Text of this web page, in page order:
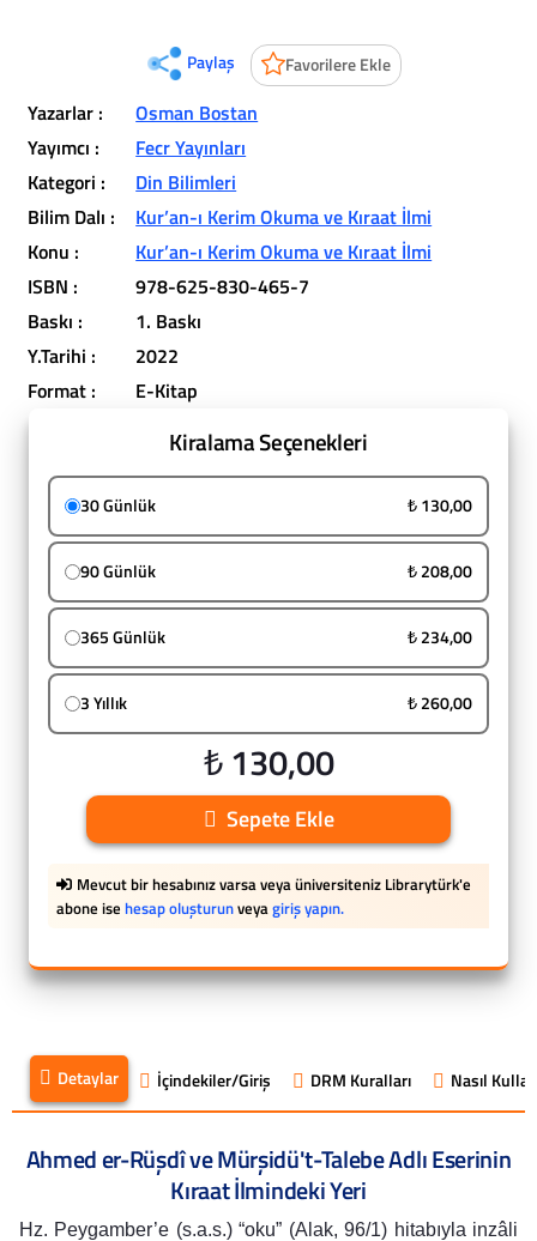
Paylaş Favorilere Ekle
Yazarlar :
Osman Bostan
Yayımcı :
Fecr Yayınları
Kategori :
Din Bilimleri
Bilim Dalı :
Kur’an-ı Kerim Okuma ve Kıraat İlmi
Konu :
Kur’an-ı Kerim Okuma ve Kıraat İlmi
ISBN :
978-625-830-465-7
Baskı :
1. Baskı
Y.Tarihi :
2022
Format :
E-Kitap
Kiralama Seçenekleri
30 Günlük ₺ 130,00
90 Günlük ₺ 208,00
365 Günlük ₺ 234,00
3 Yıllık ₺ 260,00
₺ 130,00
Sepete Ekle
Mevcut bir hesabınız varsa veya üniversiteniz Librarytürk'e
abone ise hesap oluşturunveyagiriş yapın.
Detaylar İçindekiler/Giriş DRM Kuralları Nasıl
Ahmed er-Rüşdî ve Mürşidü't-Talebe Adlı Eserinin
Kıraat İlmindeki Yeri
Hz. Peygamber’e (s.a.s.) “oku” (Alak, 96/1) hitabıyla inzâli